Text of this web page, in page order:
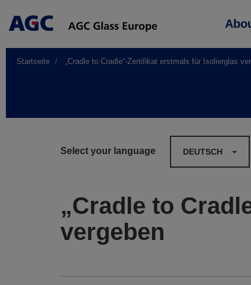
Main
Startseite „Cradle to Cradle“-Zertifikat erstmals für Isolierglas
Select your language DEUTSCH
„Cradle to
vergeben